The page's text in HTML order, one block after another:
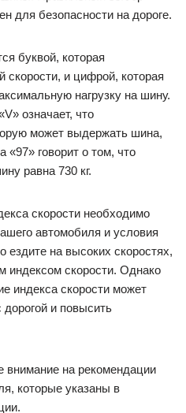
для безопасности на дороге.
буквой, которая
скорости, и цифрой, которая
нагрузку на шину.
означает, что
может выдержать шина,
«97» говорит о том, что
равна 730 кг.
скорости необходимо
автомобиля и условия
ездите на высоких скоростях,
индексом скорости. Однако
индекса скорости может
и повысить
на рекомендации
которые указаны в